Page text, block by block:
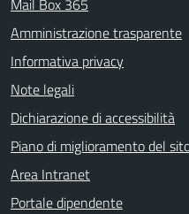
Mail Box 365
Amministrazione trasparente
Informativa privacy
Note legali
Dichiarazione di accessibilità
Piano di miglioramento del
Area Intranet
Portale dipendente